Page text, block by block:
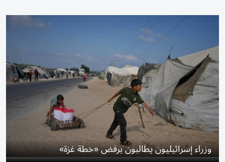
وزراء إسرائيليون يطالبون برفض «خطة غزة»